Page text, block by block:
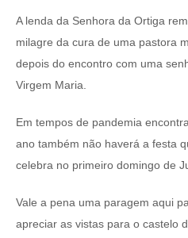
A lenda da Senhora da Ortiga
milagre da cura de uma pastora
depois do encontro com uma
Virgem Maria.
Em tempos de pandemia
ano também não haverá a festa
celebra no primeiro domingo de
Vale a pena uma paragem aqui
apreciar as vistas para o castelo